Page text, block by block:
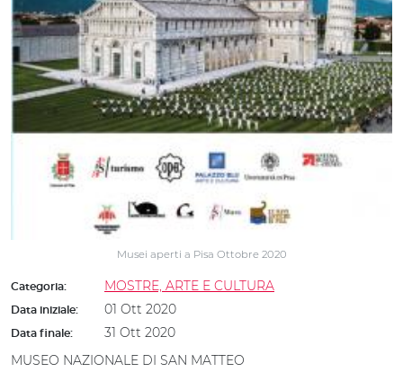
Musei aperti a Pisa Ottobre 2020
Categoria: MOSTRE, ARTE E CULTURA
Data iniziale: 01 Ott 2020
Data finale:
31 Ott 2020
MUSEO NAZIONALE DI SAN MATTEO